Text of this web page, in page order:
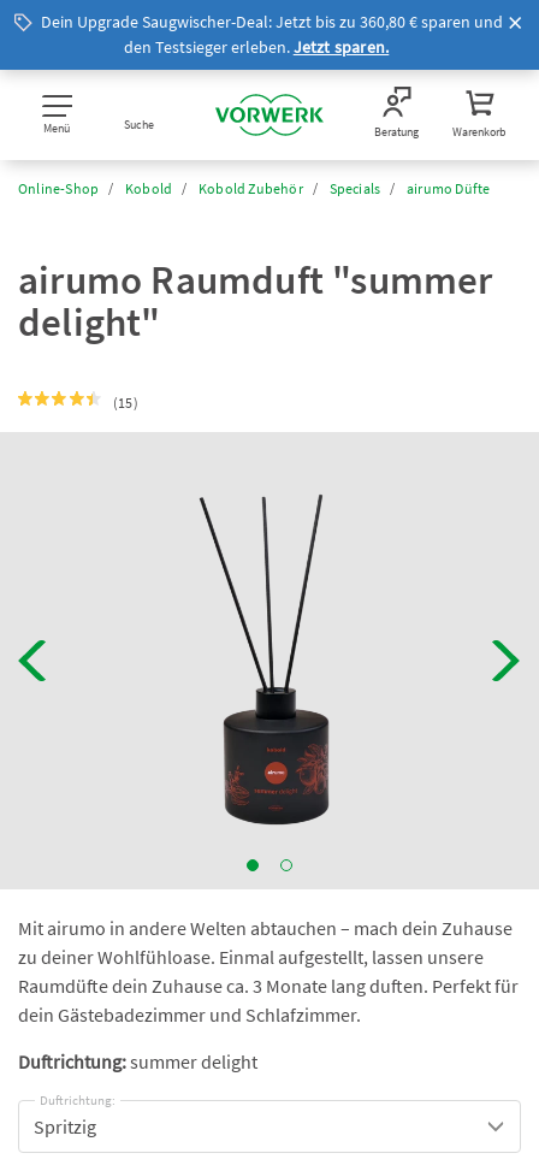
Dein Upgrade Saugwischer-Deal: Jetzt bis zu 360,80 € sparen und
den Testsieger erleben.Jetzt sparen.
Menü Suche Beratung Warenkorb
Online-Shop Kobold Kobold Zubehör Specials airumo Düfte
airumo Raumduft "summer
delight"
(15)
Mit airumo in andere Welten abtauchen – mach dein Zuhause
zu deiner Wohlfühloase. Einmal aufgestellt, lassen unsere
Raumdüfte dein Zuhause ca. 3 Monate lang duften. Perfekt für
dein Gästebadezimmer und Schlafzimmer.
Duftrichtung:summer delight
Duftrichtung:
Spritzig